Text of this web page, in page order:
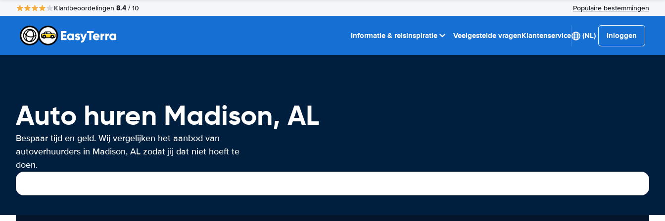
Klantbeoordelingen 8.4 / 10 Populaire bestemmingen
Informatie & reisinspiratie Veelgestelde vragenKlantenservice (NL) Inloggen
Auto huren Madison, AL
Bespaar tijd en geld. Wij vergelijken het aanbod van
autoverhuurders in Madison, AL zodat jij dat niet hoeft te
doen.